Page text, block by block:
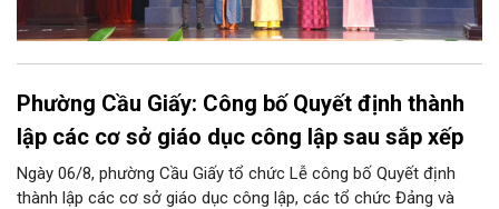
Phường Cầu Giấy: Công bố Quyết định thành
lập các cơ sở giáo dục công lập sau sắp xếp
Ngày 06/8, phường Cầu Giấy tổ chức Lễ công bố Quyết định
thành lập các cơ sở giáo dục công lập, các tổ chức Đảng và